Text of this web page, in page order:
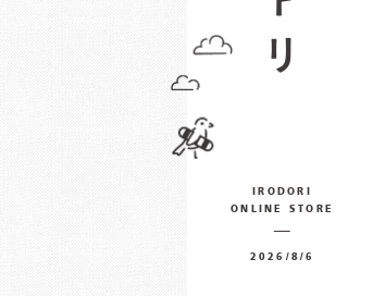
IRODORI
ONLINE STORE
2026/8/6